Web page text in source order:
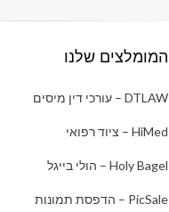
המומלצים שלנו
DTLAW – עורכי דין מיסים
HiMed – ציוד רפואי
Holy Bagel – הולי בייגל
PicSale – הדפסת תמונות